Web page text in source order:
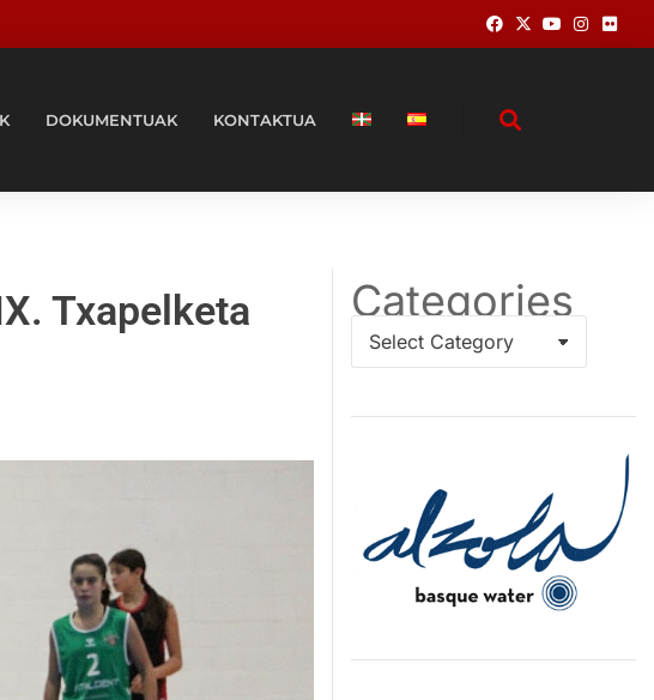
DOKUMENTUAK KONTAKTUA
Txapelketa
Categories